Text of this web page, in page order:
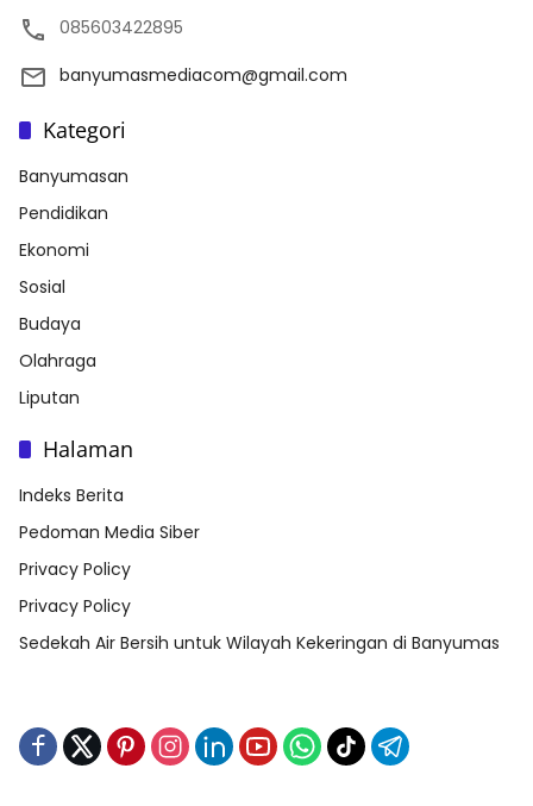
085603422895
banyumasmediacom@gmail.com
Kategori
Banyumasan
Pendidikan
Ekonomi
Sosial
Budaya
Olahraga
Liputan
Halaman
Indeks Berita
Pedoman Media Siber
Privacy Policy
Privacy Policy
Sedekah Air Bersih untuk Wilayah Kekeringan di Banyumas